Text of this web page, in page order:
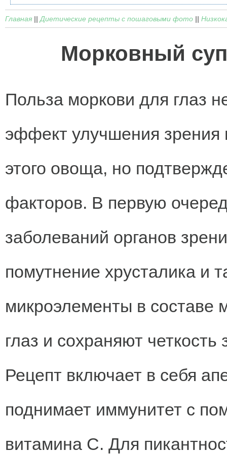
Главная || Диетические рецепты с пошаговыми фото ||
Морковный
Польза моркови для глаз
эффект улучшения зрения
этого овоща, но
факторов. В первую
заболеваний органов
помутнение хрусталика и
микроэлементы в составе
глаз и сохраняют
Рецепт включает в себя
поднимает иммунитет с
витамина С. Для